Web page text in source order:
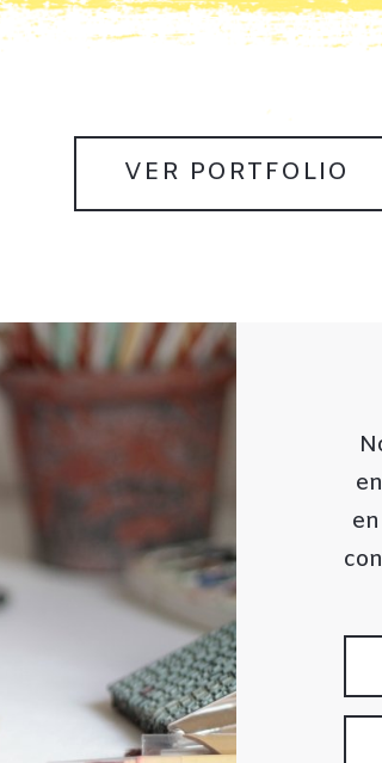
VER PORTFOLIO